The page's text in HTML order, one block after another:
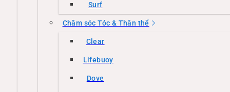
Surf
Chăm sóc Tóc & Thân thể
Clear
Lifebuoy
Dove